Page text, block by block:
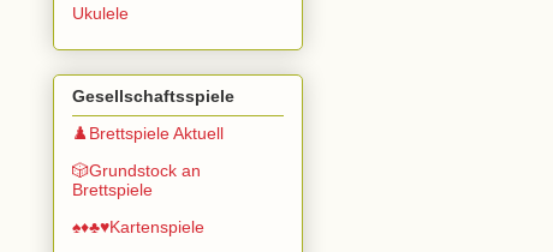
Ukulele
Gesellschaftsspiele
♟️Brettspiele Aktuell
🎲Grundstock an
Brettspiele
♠️♦️♣️♥️Kartenspiele